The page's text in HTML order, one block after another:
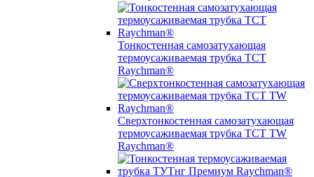
Тонкостенная самозатухающая
термоусаживаемая трубка ТCT
Raychman®
Сверхтонкостенная самозатухающая
термоусаживаемая трубка ТCT TW
Raychman®